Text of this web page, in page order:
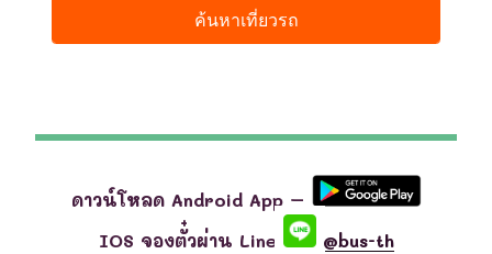
ดาวน์โหลด Android App –
IOS จองตั๋วผ่าน Line
@bus-th